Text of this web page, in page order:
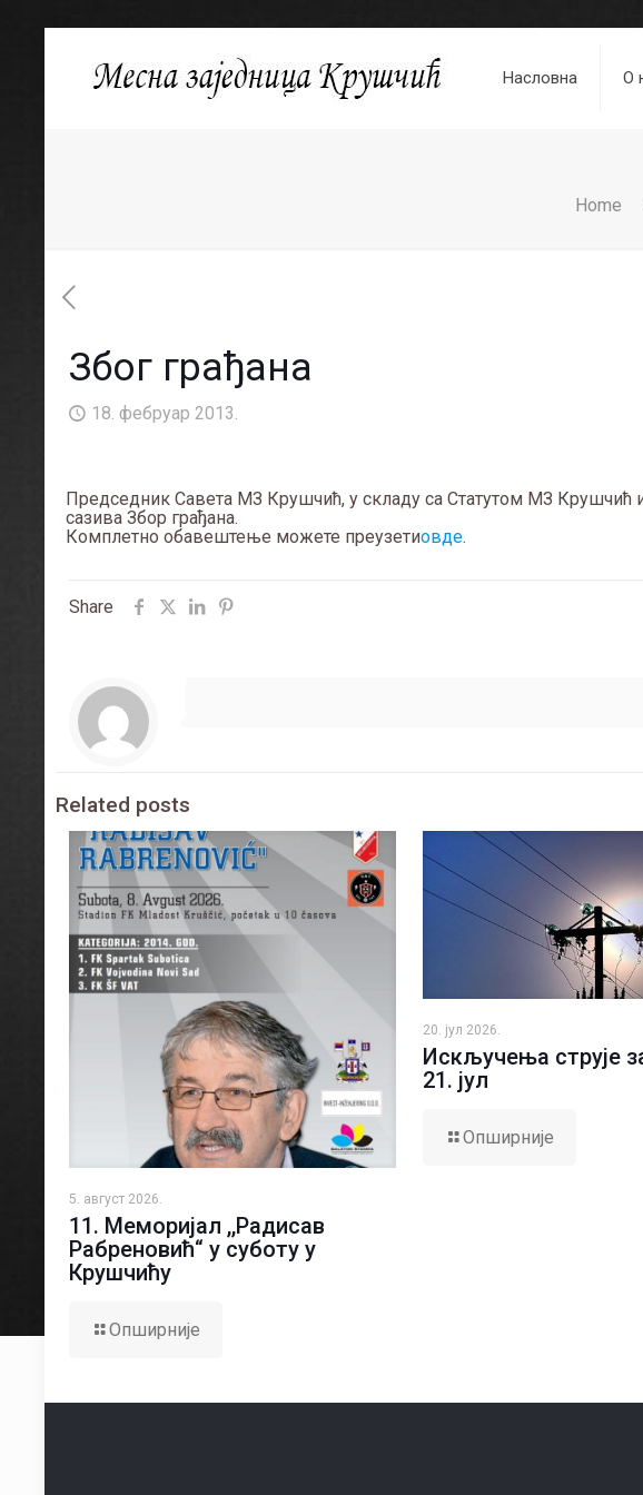
Насловна О
Home
Због грађана
18. фебруар 2013.
Председник Савета МЗ Крушчић, у складу са Статутом МЗ Крушчић
сазива Збор грађана.
Комплетно обавештење можете преузетиовде.
Share
Related posts
5. август 2026.
11. Меморијал ,,Радисав
Рабреновић“ у суботу у
Крушчићу
Опширније
20. јул 2026.
Искључења струје
21. јул
Опширније